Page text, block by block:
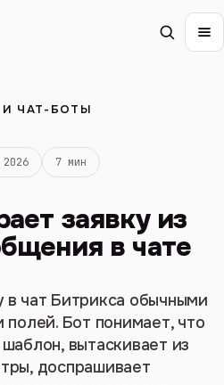
ЧАТ-БОТЫ
7 мин
заявку из
в чате
чат Битрикса обычными
Бот понимает, что
вытаскивает из
доспрашивает